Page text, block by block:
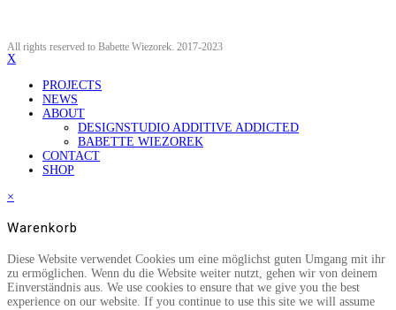
All rights reserved to Babette Wiezorek. 2017-2023
X
PROJECTS
NEWS
ABOUT
DESIGNSTUDIO ADDITIVE ADDICTED
BABETTE WIEZOREK
CONTACT
SHOP
×
Warenkorb
Diese Website verwendet Cookies um eine möglichst guten Umgang mit ihr
zu ermöglichen. Wenn du die Website weiter nutzt, gehen wir von deinem
Einverständnis aus. We use cookies to ensure that we give you the best
experience on our website. If you continue to use this site we will assume